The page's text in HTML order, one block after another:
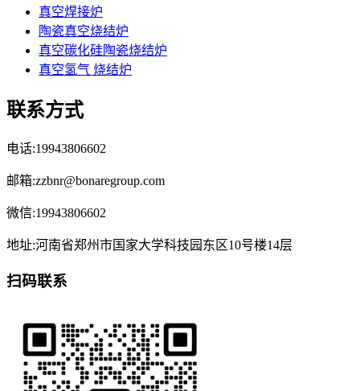
真空焊接炉
陶瓷真空烧结炉
真空碳化硅陶瓷烧结炉
真空氢气 烧结炉
联系方式
电话:19943806602
邮箱:zzbnr@bonaregroup.com
微信:19943806602
地址:河南省郑州市国家大学科技园东区10号楼14层
扫码联系